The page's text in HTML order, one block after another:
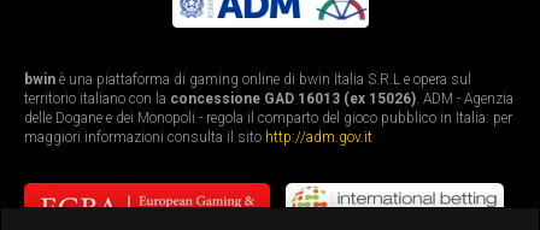
bwin è una piattaforma di gaming online di bwin Italia S.R.L e opera sul
territorio italiano con la concessione GAD 16013 (ex 15026). ADM - Agenzia
delle Dogane e dei Monopoli - regola il comparto del gioco pubblico in Italia: per
maggiori informazioni consulta il sito http://adm.gov.it